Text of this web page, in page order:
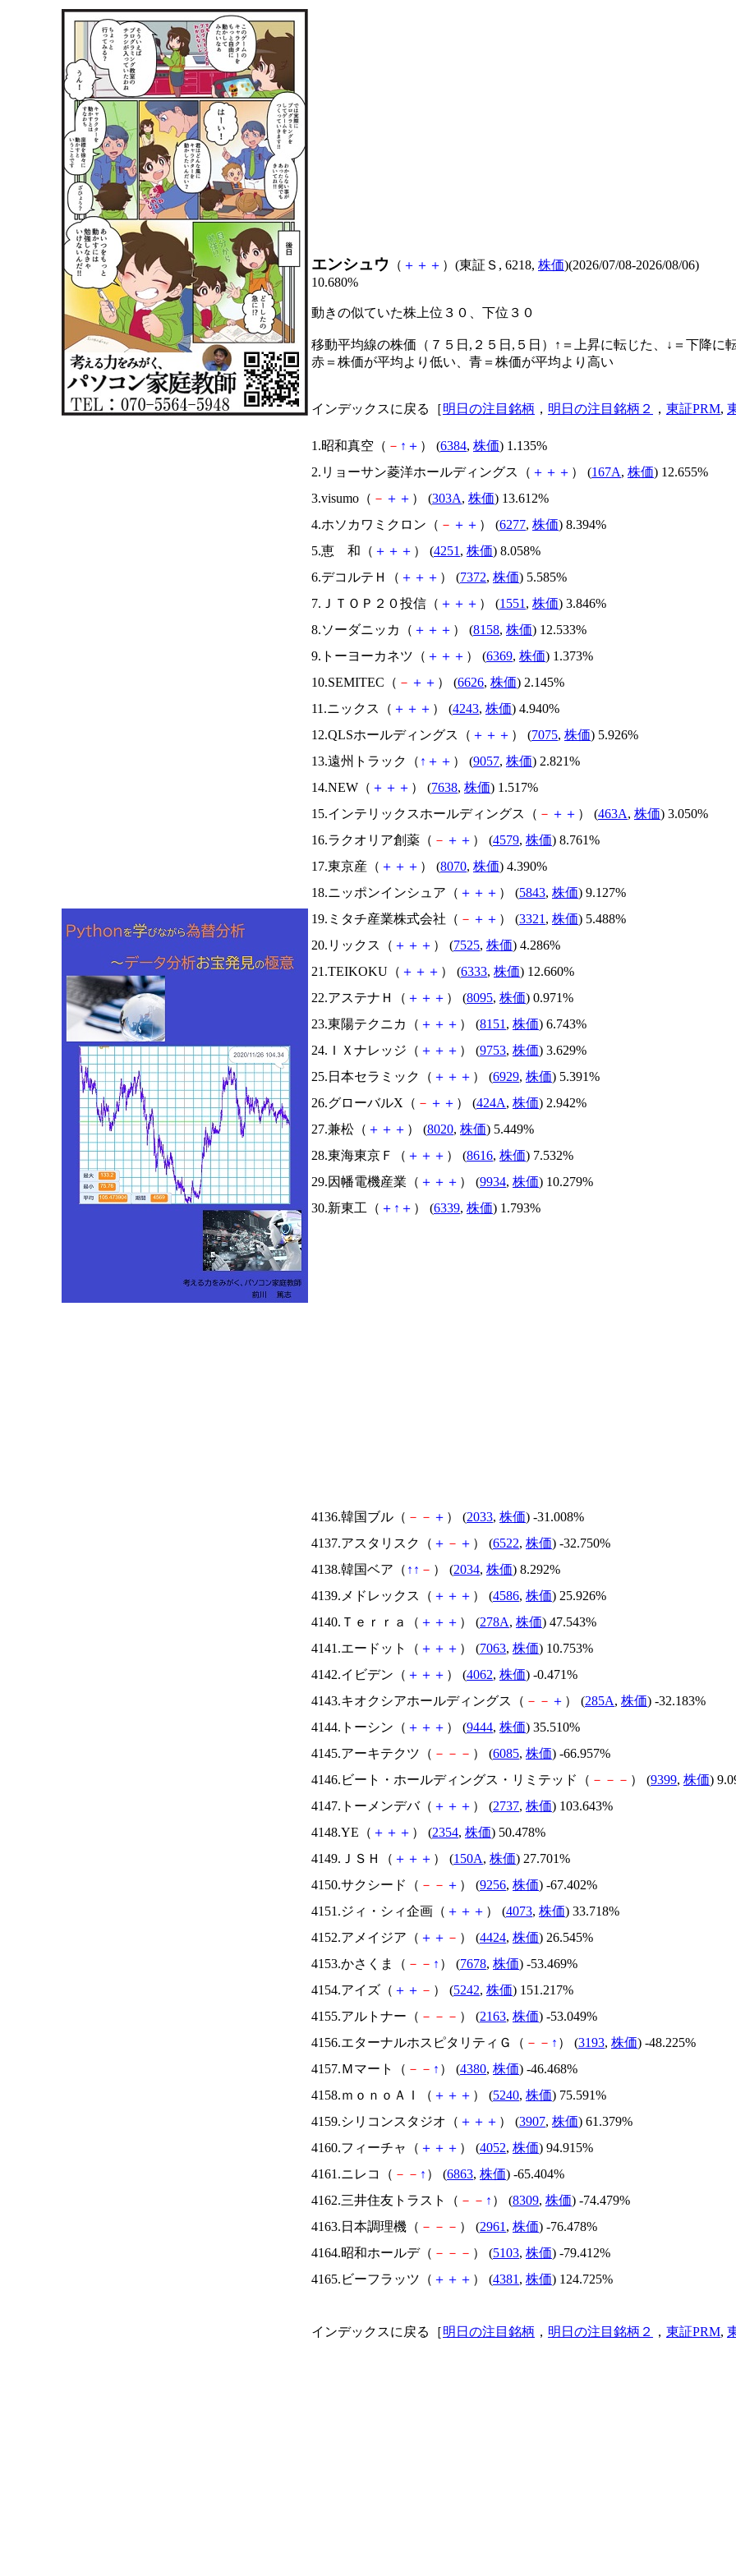
エンシュウ （ ＋ ＋ ＋ ）(東証Ｓ, 6218, 株価)(2026/07/08-2026/08/06)
10.680%
動きの似ていた株上位３０、下位３０
移動平均線の株価（７５日,２５日,５日）↑＝上昇に転じた、↓＝下降に
赤＝株価が平均より低い、青＝株価が平均より高い
インデックスに戻る［明日の注目銘柄 ， 明日の注目銘柄２ ， 東証PRM,
1.昭和真空（ － ↑ ＋ ） (6384, 株価) 1.135%
2.リョーサン菱洋ホールディングス（ ＋ ＋ ＋ ） (167A, 株価) 12.655%
3.visumo（ － ＋ ＋ ） (303A, 株価) 13.612%
4.ホソカワミクロン（ － ＋ ＋ ） (6277, 株価) 8.394%
5.恵 和（ ＋ ＋ ＋ ） (4251 , 株価) 8.058%
6.デコルテＨ（ ＋ ＋ ＋ ） (7372, 株価) 5.585%
7.ＪＴＯＰ２０投信（ ＋ ＋ ＋ ） (1551 , 株価) 3.846%
8.ソーダニッカ（ ＋ ＋ ＋ ） (8158, 株価) 12.533%
9.トーヨーカネツ（ ＋ ＋ ＋ ） (6369, 株価) 1.373%
10.SEMITEC（ － ＋ ＋ ） (6626, 株価) 2.145%
11.ニックス（ ＋ ＋ ＋ ） (4243, 株価) 4.940%
12.QLSホールディングス（ ＋ ＋ ＋ ） (7075, 株価) 5.926%
13.遠州トラック（ ↑ ＋ ＋ ） (9057, 株価) 2.821%
14.NEW（ ＋ ＋ ＋ ） (7638, 株価) 1.517%
15.インテリックスホールディングス（ － ＋ ＋ ） (463A, 株価) 3.050%
16.ラクオリア創薬（ － ＋ ＋ ） (4579, 株価) 8.761%
17.東京産（ ＋ ＋ ＋ ） (8070, 株価) 4.390%
18.ニッポンインシュア（ ＋ ＋ ＋ ） (5843, 株価) 9.127%
19.ミタチ産業株式会社（ － ＋ ＋ ） (3321 , 株価) 5.488%
20.リックス（ ＋ ＋ ＋ ） (7525, 株価) 4.286%
21.TEIKOKU（ ＋ ＋ ＋ ） (6333, 株価) 12.660%
22.アステナＨ（ ＋ ＋ ＋ ） (8095, 株価) 0.971%
23.東陽テクニカ（ ＋ ＋ ＋ ） (8151 , 株価) 6.743%
24.ＩＸナレッジ（ ＋ ＋ ＋ ） (9753, 株価) 3.629%
25.日本セラミック（ ＋ ＋ ＋ ） (6929, 株価) 5.391%
26.グローバルX（ － ＋ ＋ ） (424A, 株価) 2.942%
27.兼松（ ＋ ＋ ＋ ） (8020, 株価) 5.449%
28.東海東京Ｆ（ ＋ ＋ ＋ ） (8616, 株価) 7.532%
29.因幡電機産業（ ＋ ＋ ＋ ） (9934, 株価) 10.279%
30.新東工（ ＋ ↑ ＋ ） (6339, 株価) 1.793%
4136.韓国ブル（ － － ＋ ） (2033, 株価) -31.008%
4137.アスタリスク（ ＋ － ＋ ） (6522, 株価) -32.750%
4138.韓国ベア（ ↑ ↑ － ） (2034, 株価) 8.292%
4139.メドレックス（ ＋ ＋ ＋ ） (4586, 株価) 25.926%
4140.Ｔｅｒｒａ（ ＋ ＋ ＋ ） (278A, 株価) 47.543%
4141.エードット（ ＋ ＋ ＋ ） (7063, 株価) 10.753%
4142.イビデン（ ＋ ＋ ＋ ） (4062, 株価) -0.471%
4143.キオクシアホールディングス（ － － ＋ ） (285A, 株価) -32.183%
4144.トーシン（ ＋ ＋ ＋ ） (9444, 株価) 35.510%
4145.アーキテクツ（ － － － ） (6085, 株価) -66.957%
4146.ビート・ホールディングス・リミテッド（ － － － ） (9399, 株価)
4147.トーメンデバ（ ＋ ＋ ＋ ） (2737, 株価) 103.643%
4148.YE（ ＋ ＋ ＋ ） (2354, 株価) 50.478%
4149.ＪＳＨ（ ＋ ＋ ＋ ） (150A, 株価) 27.701%
4150.サクシード（ － － ＋ ） (9256, 株価) -67.402%
4151.ジィ・シィ企画（ ＋ ＋ ＋ ） (4073, 株価) 33.718%
4152.アメイジア（ ＋ ＋ － ） (4424, 株価) 26.545%
4153.かさくま（ － － ↑ ） (7678, 株価) -53.469%
4154.アイズ（ ＋ ＋ － ） (5242, 株価) 151.217%
4155.アルトナー（ － － － ） (2163, 株価) -53.049%
4156.エターナルホスピタリティＧ（ － － ↑ ） (3193, 株価) -48.225%
4157.Ｍマート（ － － ↑ ） (4380, 株価) -46.468%
4158.ｍｏｎｏＡＩ（ ＋ ＋ ＋ ） (5240, 株価) 75.591%
4159.シリコンスタジオ（ ＋ ＋ ＋ ） (3907, 株価) 61.379%
4160.フィーチャ（ ＋ ＋ ＋ ） (4052, 株価) 94.915%
4161.ニレコ（ － － ↑ ） (6863, 株価) -65.404%
4162.三井住友トラスト（ － － ↑ ） (8309, 株価) -74.479%
4163.日本調理機（ － － － ） (2961 , 株価) -76.478%
4164.昭和ホールデ（ － － － ） (5103, 株価) -79.412%
4165.ビーフラッツ（ ＋ ＋ ＋ ） (4381 , 株価) 124.725%
インデックスに戻る［明日の注目銘柄 ， 明日の注目銘柄２ ， 東証PRM,